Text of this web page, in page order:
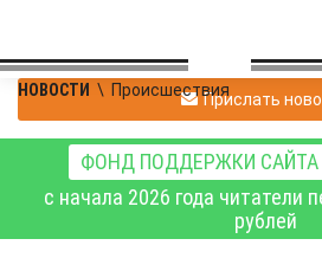
НОВОСТИ \ ПроисшествияПрислать
ФОНД ПОДДЕРЖКИ САЙТА
с начала 2026 года читатели
рублей